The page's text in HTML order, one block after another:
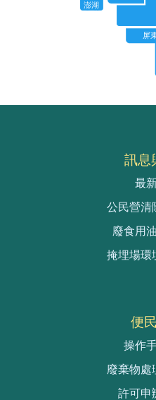
澎湖
屏
訊息
最
公民營清
廢食用
掩埋場環
便
操作
廢棄物處
許可申